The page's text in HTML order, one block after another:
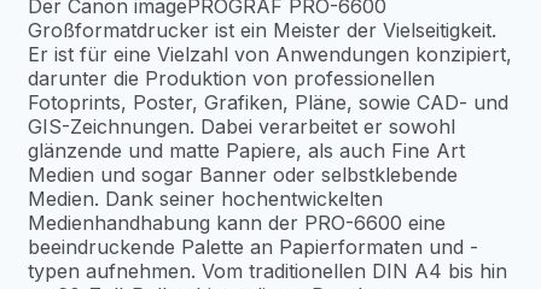
Der Canon imagePROGRAF PRO-6600
Großformatdrucker ist ein Meister der Vielseitigkeit.
Er ist für eine Vielzahl von Anwendungen konzipiert,
darunter die Produktion von professionellen
Fotoprints, Poster, Grafiken, Pläne, sowie CAD- und
GIS-Zeichnungen. Dabei verarbeitet er sowohl
glänzende und matte Papiere, als auch Fine Art
Medien und sogar Banner oder selbstklebende
Medien. Dank seiner hochentwickelten
Medienhandhabung kann der PRO-6600 eine
beeindruckende Palette an Papierformaten und -
typen aufnehmen. Vom traditionellen DIN A4 bis hin